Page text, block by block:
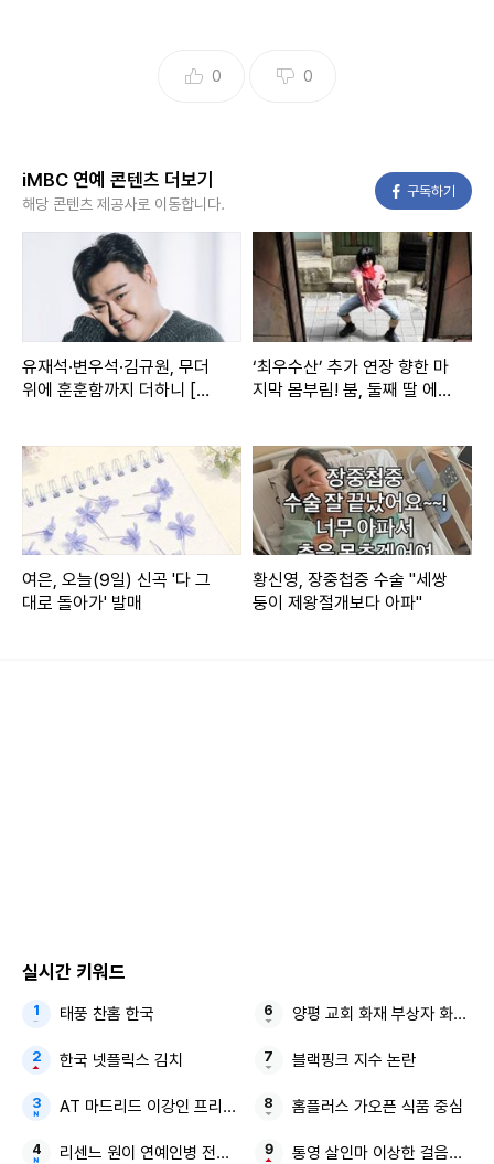
오늘(30일) 방송되는 JTBC ‘1호가 될 순 없어2’에서는 개그
팽현숙은 “그간 이혼 1호가 되지 않기 위해 고생한 아내들을
아내들은 “개그맨 부부 이혼율 0%는 우리가 참아온 덕분”이
라며 의기투합하고, “오늘만큼은 ‘자유부인’”임을 선언하며 본
격적으로 휴가를 즐긴다.
아내들의 모임은 대형 수영장과 루프탑, 청량한 뷰에 이국적
티와 초호화 식사를 즐기며 자유를 만끽한 아내들. 반면, 이와
정반대의 가성비 파티를 다녀온 남편들은 빈부격차를 느끼며
부러움을 숨기지 못한다.
파티 중 “내 이번 생은 박준형으로 끝인가 억울했다”며 말문을
복제, 배포 등을 금합니다.
본 콘텐츠는뉴스픽 파트너스 에서 공유된 콘텐츠입니다.
0 0
iMBC 연예 콘텐츠 더보기
해당 콘텐츠 제공사로 이동합니다.
구독하기
유재석·변우석·김규원, 무더
위에 훈훈함까지 더하니 [주
‘최우수산’ 추가 연장 향한 마
지막 몸부림! 붐, 둘째 딸 에피
여은, 오늘(9일) 신곡 '다 그
대로 돌아가' 발매
황신영, 장중첩증 수술 "세쌍
둥이 제왕절개보다 아파"
실시간 키워드
태풍 찬홈 한국
한국 넷플릭스 김치
AT 마드리드 이강인 프리시즌 맨시티전
리센느 원이 연예인병 전참시
양평 교회 화재 부상자 화재 진
블랙핑크 지수 논란
홈플러스 가오픈 식품 중심
통영 살인마 이상한 걸음걸이